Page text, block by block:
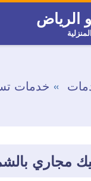
الرياض
خدمات
مجاري